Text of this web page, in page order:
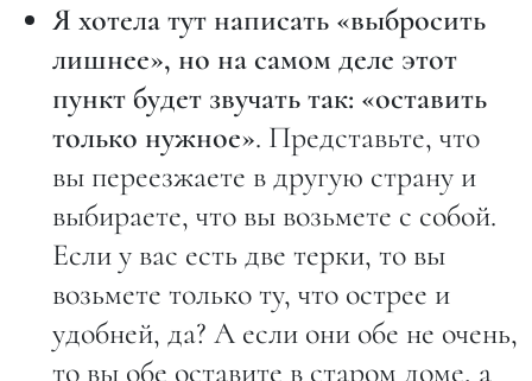
Я хотела тут написать «выбросить
лишнее», но на самом деле этот
пункт будет звучать так: «оставить
только нужное». Представьте, что
вы переезжаете в другую страну и
выбираете, что вы возьмете с собой.
Если у вас есть две терки, то вы
возьмете только ту, что острее и
удобней, да? А если они обе не очень,
то вы обе оставите в старом доме, а